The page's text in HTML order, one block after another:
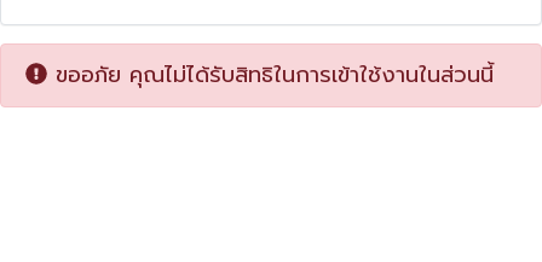
ขออภัย คุณไม่ได้รับสิทธิในการเข้าใช้งานในส่วนนี้